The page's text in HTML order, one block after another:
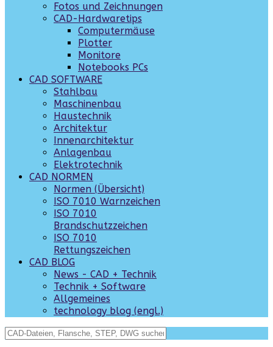
Fotos und Zeichnungen
CAD-Hardwaretips
Computermäuse
Plotter
Monitore
Notebooks PCs
CAD SOFTWARE
Stahlbau
Maschinenbau
Haustechnik
Architektur
Innenarchitektur
Anlagenbau
Elektrotechnik
CAD NORMEN
Normen (Übersicht)
ISO 7010 Warnzeichen
ISO 7010
Brandschutzzeichen
ISO 7010
Rettungszeichen
CAD BLOG
News - CAD + Technik
Technik + Software
Allgemeines
technology blog (engl.)